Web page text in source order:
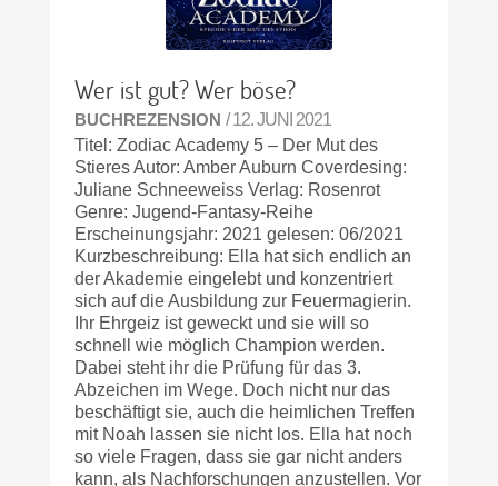
Wer ist gut? Wer böse?
BUCHREZENSION / 12. JUNI 2021
Titel: Zodiac Academy 5 – Der Mut des
Stieres Autor: Amber Auburn Coverdesing:
Juliane Schneeweiss Verlag: Rosenrot
Genre: Jugend-Fantasy-Reihe
Erscheinungsjahr: 2021 gelesen: 06/2021
Kurzbeschreibung: Ella hat sich endlich an
der Akademie eingelebt und konzentriert
sich auf die Ausbildung zur Feuermagierin.
Ihr Ehrgeiz ist geweckt und sie will so
schnell wie möglich Champion werden.
Dabei steht ihr die Prüfung für das 3.
Abzeichen im Wege. Doch nicht nur das
beschäftigt sie, auch die heimlichen Treffen
mit Noah lassen sie nicht los. Ella hat noch
so viele Fragen, dass sie gar nicht anders
kann, als Nachforschungen anzustellen. Vor